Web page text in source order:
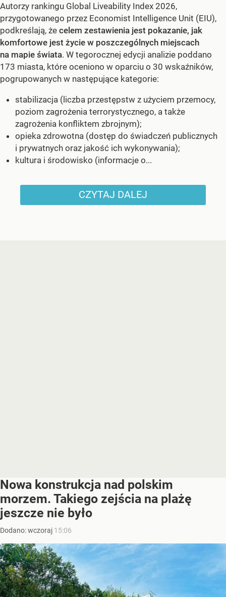
Autorzy rankingu Global Liveability Index 2026,
przygotowanego przez Economist Intelligence Unit (EIU),
podkreślają, że celem zestawienia jest pokazanie, jak
komfortowe jest życie w poszczególnych miejscach
na mapie świata. W tegorocznej edycji analizie poddano
173 miasta, które oceniono w oparciu o 30 wskaźników,
pogrupowanych w następujące kategorie:
stabilizacja (liczba przestępstw z użyciem przemocy,
poziom zagrożenia terrorystycznego, a także
zagrożenia konfliktem zbrojnym);
opieka zdrowotna (dostęp do świadczeń publicznych
i prywatnych oraz jakość ich wykonywania);
kultura i środowisko (informacje o...
CZYTAJ DALEJ
Nowa konstrukcja nad polskim
morzem. Takiego zejścia na plażę
jeszcze nie było
Dodano:wczoraj 15:06